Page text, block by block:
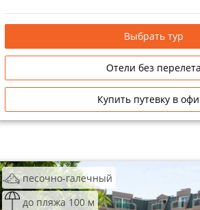
Выбрать тур
Отели без перелета
Купить путевку в
песочно-галечный
до пляжа 100 м